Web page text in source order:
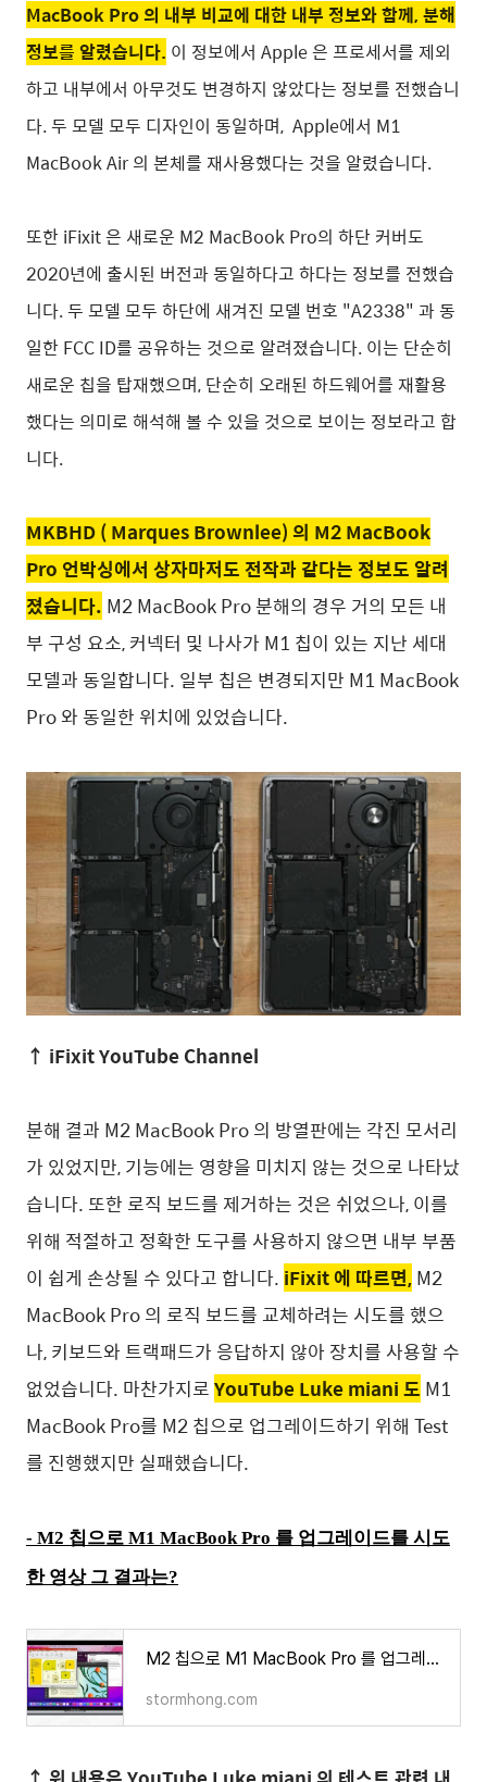
MacBook Pro 의 내부 비교에 대한 내부 정보와 함께, 분해
정보를 알렸습니다. 이 정보에서 Apple 은 프로세서를 제외
하고 내부에서 아무것도 변경하지 않았다는 정보를 전했습니
다. 두 모델 모두 디자인이 동일하며, Apple에서 M1
MacBook Air 의 본체를 재사용했다는 것을 알렸습니다.
또한 iFixit은 새로운 M2 MacBook Pro의 하단 커버도
2020년에 출시된 버전과 동일하다고 하다는 정보를 전했습
니다. 두 모델 모두 하단에 새겨진 모델 번호 "A2338" 과 동
일한 FCC ID를 공유하는 것으로 알려졌습니다. 이는 단순히
새로운 칩을 탑재했으며, 단순히 오래된 하드웨어를 재활용
했다는 의미로 해석해 볼 수 있을 것으로 보이는 정보라고 합
니다.
MKBHD ( Marques Brownlee) 의 M2 MacBook
Pro 언박싱에서 상자마저도 전작과 같다는 정보도 알려
졌습니다. M2 MacBook Pro 분해의 경우 거의 모든 내
부 구성 요소, 커넥터 및 나사가 M1 칩이 있는 지난 세대
모델과 동일합니다. 일부 칩은 변경되지만 M1 MacBook
Pro 와 동일한 위치에 있었습니다.
↑ iFixit YouTube Channel
분해 결과 M2 MacBook Pro 의 방열판에는 각진 모서리
가 있었지만, 기능에는 영향을 미치지 않는 것으로 나타났
습니다. 또한로직 보드를 제거하는 것은 쉬었으나, 이를
위해 적절하고 정확한 도구를 사용하지 않으면 내부 부품
이 쉽게 손상될 수 있다고 합니다. iFixit 에 따르면,M2
MacBook Pro 의 로직 보드를 교체하려는 시도를 했으
나, 키보드와 트랙패드가 응답하지 않아 장치를 사용할 수
없었습니다. 마찬가지로YouTube Luke miani 도 M1
MacBook Pro를 M2 칩으로 업그레이드하기 위해 Test
를 진행했지만 실패했습니다.
- M2 칩으로 M1 MacBook Pro 를 업그레이드를 시도
한 영상 그 결과는?
M2 칩으로 M1 MacBook Pro 를 업그레이드를 시도한 영상 그 결과는?
stormhong.com